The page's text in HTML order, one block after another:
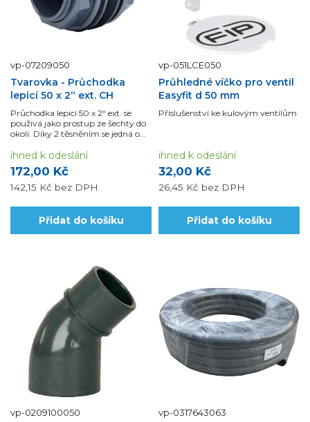
vp-07209050
Tvarovka - Průchodka
lepicí 50 x 2“ ext. CH
Průchodka lepicí 50 x 2“ ext. se
používá jako prostup ze šechty do
okolí. Díky 2 těsněním se jedná o
172,00 Kč
142,15 Kč bez DPH
ihned k odeslání
Přidat do košíku
vp-051LCE050
Průhledné víčko pro ventil
Easyfit d 50 mm
Příslušenství ke kulovým ventilům
32,00 Kč
26,45 Kč bez DPH
ihned k odeslání
Přidat do košíku
vp-0209100050 vp-0317643063